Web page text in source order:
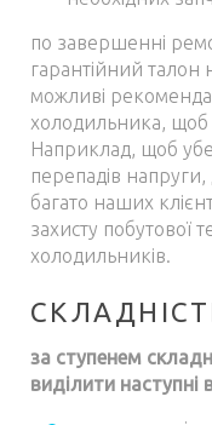
по завершенні
гарантійний талон
можливі
холодильника,
Наприклад, щоб
перепадів напруги,
багато наших
захисту побутової
холодильників.
за ступенем
виділити наступні